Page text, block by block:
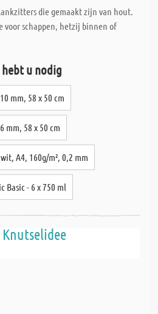
die gemaakt zijn van hout.
voor schappen, hetzij binnen of
u nodig
mm, 58 x 50 cm
mm, 58 x 50 cm
A4, 160g/m², 0,2 mm
Basic - 6 x 750 ml
Knutselidee